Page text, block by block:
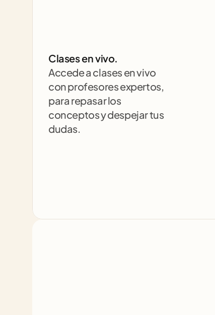
Clases en vivo.
Accede a clases en vivo
con profesores expertos,
para repasar los
conceptos y despejar tus
dudas.